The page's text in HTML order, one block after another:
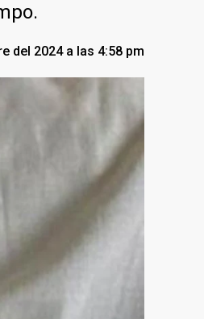
del 2024 a las 4:58 pm